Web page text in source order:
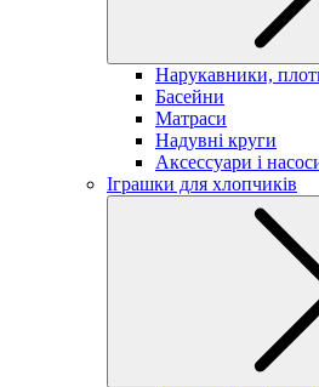
Нарукавники,
Басейни
Матраси
Надувні круги
Аксессуари і
Іграшки для хлопчиків